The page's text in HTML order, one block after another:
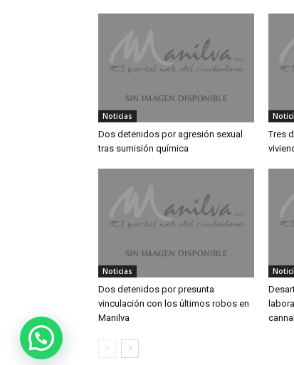
Noticias
Dos detenidos por agresión sexual
tras sumisión química
Tres
Noticias
Dos detenidos por presunta
vinculación con los últimos robos en
Manilva